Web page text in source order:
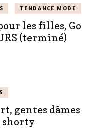
TENDANCE MODE
les filles, Go
(terminé)
gentes dâmes
shorty